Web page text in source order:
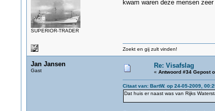
SUPERIOR-TRADER
kwam waren deze mensen
Zoekt en gij zult vinden!
Jan Jansen
Gast
Re: Visafslag
« Antwoord #34 Gepost
Citaat van: BartW. op 24-05-2009,
Dat huis er naast was van Rijks